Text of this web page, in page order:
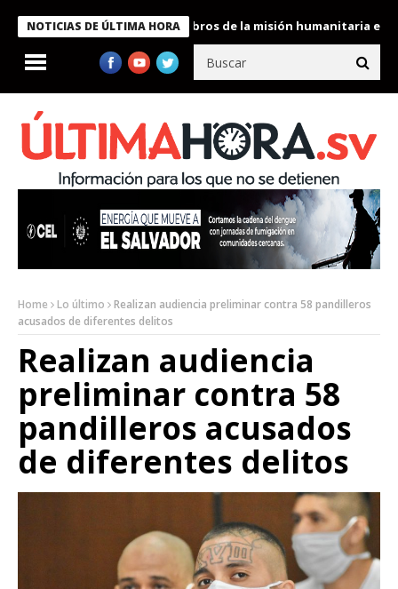
NOTICIAS DE ÚLTIMA HORA
Bukele condecora a miembros de la misión humanitaria enviada
Home Lo último
Realizan audiencia preliminar contra 58 pandilleros
acusados de diferentes delitos
Realizan audiencia
preliminar contra 58
pandilleros acusados
de diferentes delitos